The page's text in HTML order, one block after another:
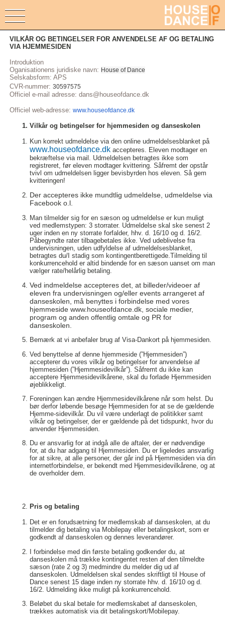
VILKÅR OG BETINGELSER FOR ANVENDELSE AF OG BETALING
VIA HJEMMESIDEN
Introduktion
Oganisationens juridiske navn: House of Dance
Selskabsform: APS
CVR-nummer: 30597575
Officiel e-mail adresse: dans@houseofdance.dk
Officiel web-adresse: www.houseofdance.dk
Vilkår og betingelser for hjemmesiden og danseskolen
Kun korrekt udmeldelse via den online udmeldelsesblanket på
www.houseofdance.dkaccepteres. Eleven modtager en
bekræftelse via mail. Udmeldelsen betragtes ikke som
registreret, før eleven modtager kvittering. Såfremt der opstår
tvivl om udmeldelsen ligger bevisbyrden hos eleven. Så gem
kvitteringen!
Der accepteres ikke mundtlig udmeldelse, udmeldelse via
Facebook o.l.
Man tilmelder sig for en sæson og udmeldelse er kun muligt
ved medlemstypen: 3 storrater. Udmeldelse skal ske senest 2
uger inden en ny storrate forfalder, hhv. d. 16/10 og d. 16/2.
Påbegyndte rater tilbagebetales ikke. Ved udeblivelse fra
undervisningen, uden udfyldelse af udmeldelsesblanket,
betragtes du/I stadig som kontingentberettigede.Tilmelding til
konkurrencehold er altid bindende for en sæson uanset om man
vælger rate/helårlig betaling.
Ved indmeldelse accepteres det, at billeder/videoer af
eleven fra undervisningen og/eller events arrangeret af
danseskolen, må benyttes i forbindelse med vores
hjemmeside www.houseofdance.dk, sociale medier,
program og anden offentlig omtale og PR for
danseskolen.
Bemærk at vi anbefaler brug af Visa-Dankort på hjemmesiden.
Ved benyttelse af denne hjemmeside (”Hjemmesiden”)
accepterer du vores vilkår og betingelser for anvendelse af
hjemmesiden (”Hjemmesidevilkår”). Såfremt du ikke kan
acceptere Hjemmesidevilkårene, skal du forlade Hjemmesiden
øjeblikkeligt.
Foreningen kan ændre Hjemmesidevilkårene når som helst. Du
bør derfor løbende besøge Hjemmesiden for at se de gældende
Hjemme-sidevilkår. Du vil være underlagt de politikker samt
vilkår og betingelser, der er gældende på det tidspunkt, hvor du
anvender Hjemmesiden.
Du er ansvarlig for at indgå alle de aftaler, der er nødvendige
for, at du har adgang til Hjemmesiden. Du er ligeledes ansvarlig
for at sikre, at alle personer, der går ind på Hjemmesiden via din
internetforbindelse, er bekendt med Hjemmesidevilkårene, og at
de overholder dem.
Pris og betaling
Det er en forudsætning for medlemskab af danseskolen, at du
tilmelder dig betaling via Mobilepay eller betalingskort, som er
godkendt af danseskolen og dennes leverandører.
I forbindelse med din første betaling godkender du, at
danseskolen må trække kontingentet resten af den tilmeldte
sæson (rate 2 og 3) medmindre du melder dig ud af
danseskolen. Udmeldelsen skal sendes skriftligt til House of
Dance senest 15 dage inden ny storrate hhv. d. 16/10 og d.
16/2. Udmelding ikke muligt på konkurrencehold.
Beløbet du skal betale for medlemskabet af danseskolen,
trækkes automatisk via dit betalingskort/Mobilepay.